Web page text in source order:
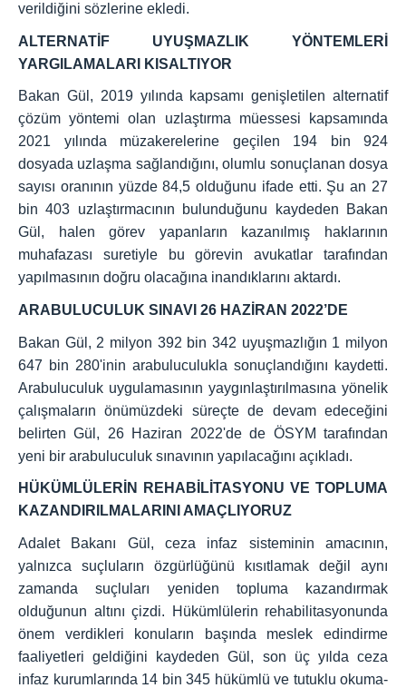
verildiğini sözlerine ekledi.
ALTERNATİF UYUŞMAZLIK YÖNTEMLERİ
YARGILAMALARI KISALTIYOR
Bakan Gül, 2019 yılında kapsamı genişletilen alternatif
çözüm yöntemi olan uzlaştırma müessesi kapsamında
2021 yılında müzakerelerine geçilen 194 bin 924
dosyada uzlaşma sağlandığını, olumlu sonuçlanan dosya
sayısı oranının yüzde 84,5 olduğunu ifade etti. Şu an 27
bin 403 uzlaştırmacının bulunduğunu kaydeden Bakan
Gül, halen görev yapanların kazanılmış haklarının
muhafazası suretiyle bu görevin avukatlar tarafından
yapılmasının doğru olacağına inandıklarını aktardı.
ARABULUCULUK SINAVI 26 HAZİRAN 2022’DE
Bakan Gül, 2 milyon 392 bin 342 uyuşmazlığın 1 milyon
647 bin 280'inin arabuluculukla sonuçlandığını kaydetti.
Arabuluculuk uygulamasının yaygınlaştırılmasına yönelik
çalışmaların önümüzdeki süreçte de devam edeceğini
belirten Gül, 26 Haziran 2022'de de ÖSYM tarafından
yeni bir arabuluculuk sınavının yapılacağını açıkladı.
HÜKÜMLÜLERİN REHABİLİTASYONU VE TOPLUMA
KAZANDIRILMALARINI AMAÇLIYORUZ
Adalet Bakanı Gül, ceza infaz sisteminin amacının,
yalnızca suçluların özgürlüğünü kısıtlamak değil aynı
zamanda suçluları yeniden topluma kazandırmak
olduğunun altını çizdi. Hükümlülerin rehabilitasyonunda
önem verdikleri konuların başında meslek edindirme
faaliyetleri geldiğini kaydeden Gül, son üç yılda ceza
infaz kurumlarında 14 bin 345 hükümlü ve tutuklu okuma-